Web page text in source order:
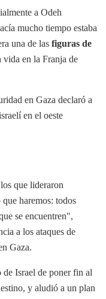
a Odeh
mucho tiempo estaba
una de las figuras de
vida en la Franja de
en Gaza declaró a
en el oeste
que lideraron
que haremos: todos
se encuentren",
a los ataques de
Gaza.
Israel de poner fin al
y aludió a un plan